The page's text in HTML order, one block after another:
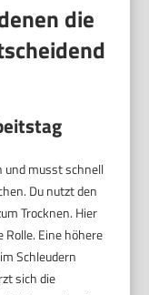
die
und musst schnell
Du nutzt den
Trocknen. Hier
Eine höhere
Schleudern
sich die